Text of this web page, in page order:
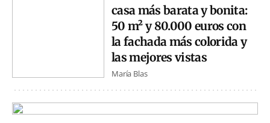
casa más barata y bonita:
50 m² y 80.000 euros con
la fachada más colorida y
las mejores vistas
María Blas